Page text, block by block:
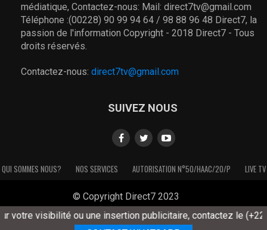
médiatique, Contactez-nous: Mail: direct7tv@gmail.com
Téléphone :(00228) 90 99 94 64 / 98 88 96 48 Direct7, la
passion de l'information Copyright - 2018 Direct7 - Tous
droits réservés.
Contactez-nous: direct7tv@gmail.com
SUIVEZ NOUS
QUI SOMMES NOUS? NOS SERVICES AUTORISATION N°50/HAAC/20/P LIVE TV
© Copyright Direct7 2023
visibilité ou une insertion publicitaire, contactez le (+228)